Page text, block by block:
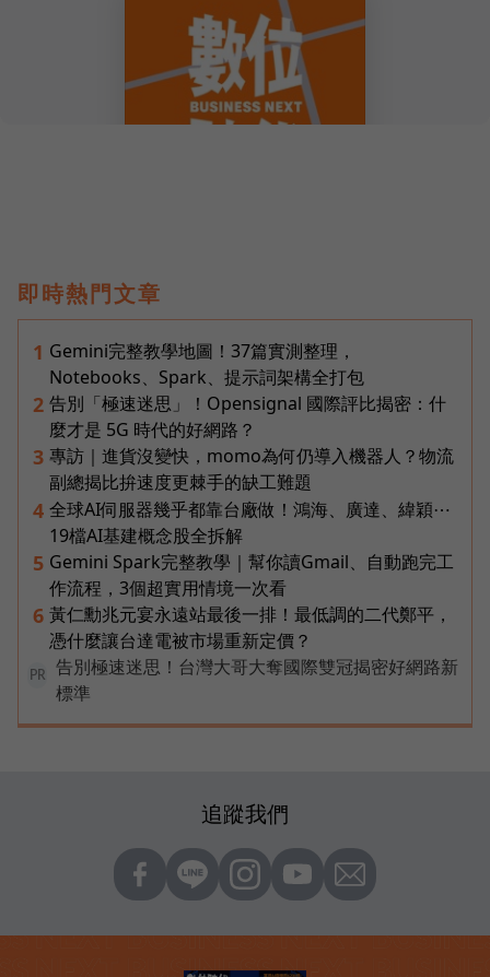
即時熱門文章
1 Gemini完整教學地圖！37篇實測整理，
Notebooks、Spark、提示詞架構全打包
2 告別「極速迷思」！Opensignal 國際評比揭密：什
麼才是 5G 時代的好網路？
3 專訪｜進貨沒變快，momo為何仍導入機器人？物流
副總揭比拚速度更棘手的缺工難題
4 全球AI伺服器幾乎都靠台廠做！鴻海、廣達、緯穎⋯
19檔AI基建概念股全拆解
5 Gemini Spark完整教學｜幫你讀Gmail、自動跑完工
作流程，3個超實用情境一次看
6 黃仁勳兆元宴永遠站最後一排！最低調的二代鄭平，
憑什麼讓台達電被市場重新定價？
PR
告別極速迷思！台灣大哥大奪國際雙冠揭密好網路新
標準
追蹤我們